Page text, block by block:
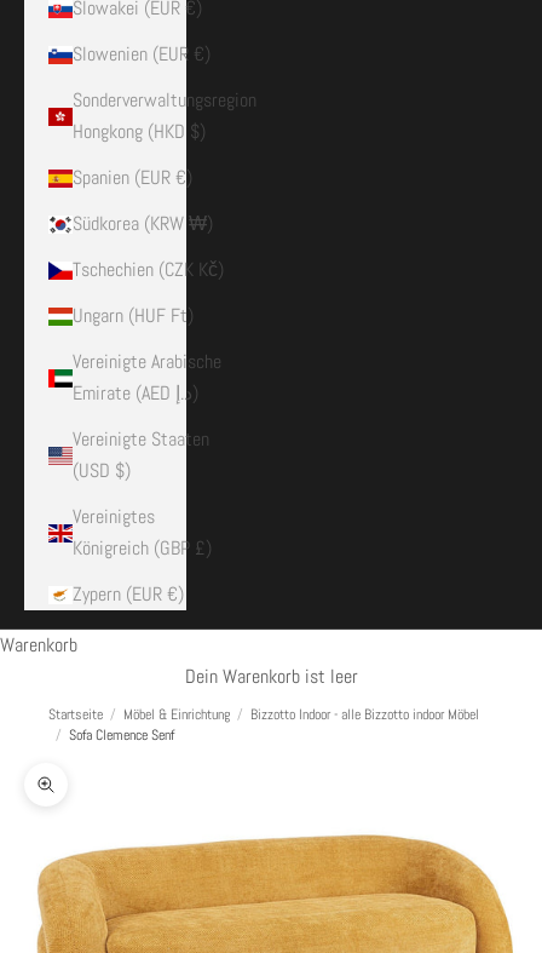
Slowakei (EUR €)
Slowenien (EUR €)
Sonderverwaltungsregion
Hongkong (HKD $)
Spanien (EUR €)
Südkorea (KRW ₩)
Tschechien (CZK Kč)
Ungarn (HUF Ft)
Vereinigte Arabische
Emirate (AED د.إ)
Vereinigte Staaten
(USD $)
Vereinigtes
Königreich (GBP £)
Zypern (EUR €)
Warenkorb
Dein Warenkorb ist leer
Startseite / Möbel & Einrichtung / Bizzotto Indoor - alle Bizzotto indoor Möbel
/ Sofa Clemence Senf
Bild vergrößern